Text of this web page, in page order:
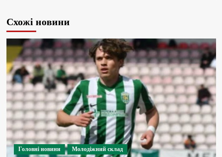
Схожі новини
Головні новини Молодіжний склад